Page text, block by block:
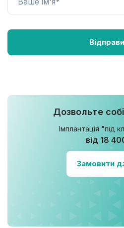
Дозвольте
Імплантація "під
від 18
Замовити